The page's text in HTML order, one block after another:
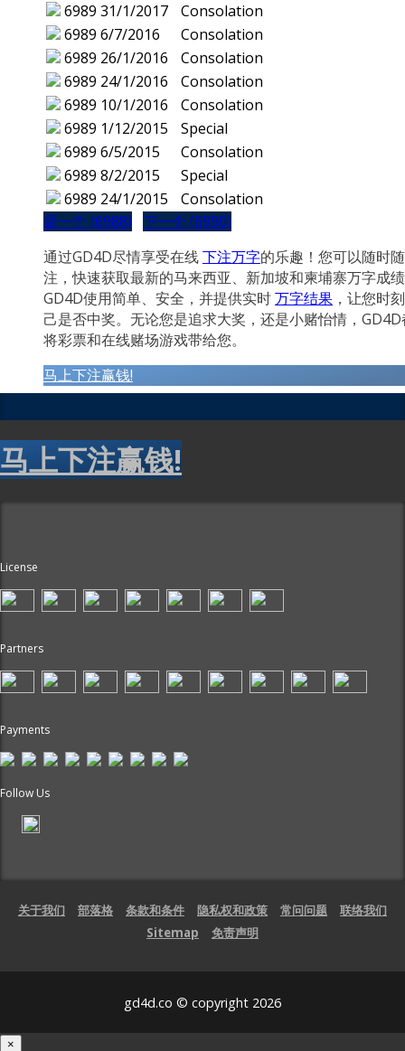
6989 31/1/2017
Consolation
6989 6/7/2016
Consolation
6989 26/1/2016
Consolation
6989 24/1/2016
Consolation
6989 10/1/2016
Consolation
6989 1/12/2015
Special
6989 6/5/2015
Consolation
6989 8/2/2015
Special
6989 24/1/2015
Consolation
是一个 (6988) 下一个 (6990)
通过GD4D尽情享受在线下注万字的乐趣！您可以随时
注，快速获取最新的马来西亚、新加坡和柬埔寨万字成
GD4D使用简单、安全，并提供实时万字结果 ，让您时
己是否中奖。无论您是追求大奖，还是小赌怡情，
将彩票和在线赌场游戏带给您。
马上下注赢钱!
马上下注赢钱!
License
Partners
Payments
Follow Us
关于我们 部落格 条款和条件 隐私权和政策 常问问题
联络我们
Sitemap
免责声明
gd4d.co © copyright 2026
×